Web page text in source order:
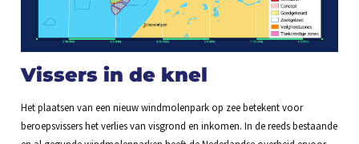
Vissers in de knel
Het plaatsen van een nieuw windmolenpark op zee betekent voor
beroepsvissers het verlies van visgrond en inkomen. In de reeds bestaande